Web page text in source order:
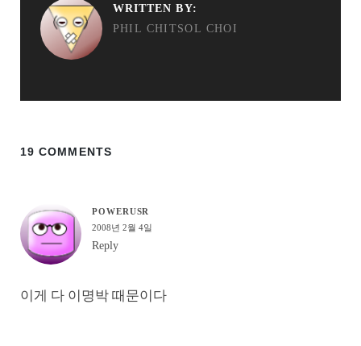
WRITTEN BY:
PHIL CHITSOL CHOI
19 COMMENTS
POWERUSR
2008년 2월 4일
Reply
이게 다 이명박 때문이다